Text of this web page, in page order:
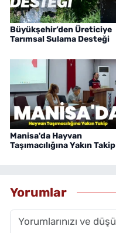
Büyükşehir’den Üreticiye
Tarımsal Sulama Desteği
Manisa'da Hayvan
Taşımacılığına Yakın Takip
Yorumlar